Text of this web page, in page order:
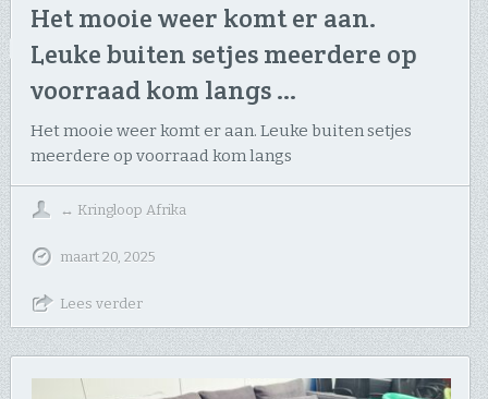
Het mooie weer komt er aan.
Leuke buiten setjes meerdere op
voorraad kom langs …
Het mooie weer komt er aan. Leuke buiten setjes
meerdere op voorraad kom langs
↔ Kringloop Afrika
maart 20, 2025
Lees verder